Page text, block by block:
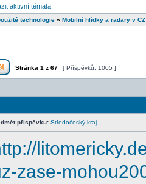
aktivní témata
technologie » Mobilní hlídky a radary v CZ
Stránka 1 z 67 [ Příspěvků: 1005 ]
příspěvku: Středočeský kraj
zase-